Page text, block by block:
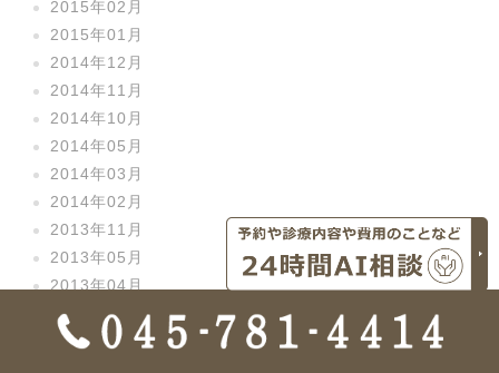
2015年02月
2015年01月
2014年12月
2014年11月
2014年10月
2014年05月
2014年03月
2014年02月
2013年11月
2013年05月
2013年04月
2013年03月
2013年02月